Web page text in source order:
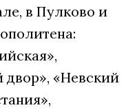
в Пулково и
двор», «Невский